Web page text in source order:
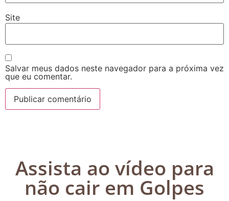
Site
Salvar meus dados neste navegador para a próxima vez
que eu comentar.
Assista ao vídeo para
não cair em Golpes